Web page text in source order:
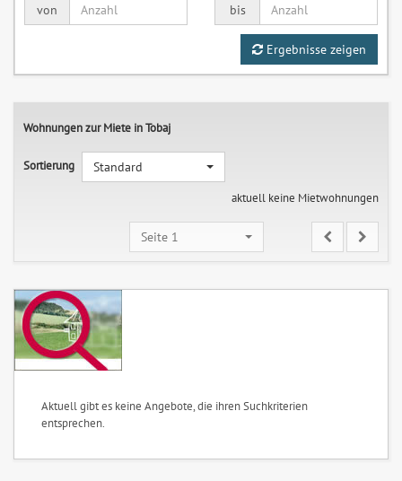
von
bis
Ergebnisse zeigen
Wohnungen zur Miete in Tobaj
Sortierung
Standard
aktuell keine Mietwohnungen
Seite 1
Aktuell gibt es keine Angebote, die ihren Suchkriterien
entsprechen.